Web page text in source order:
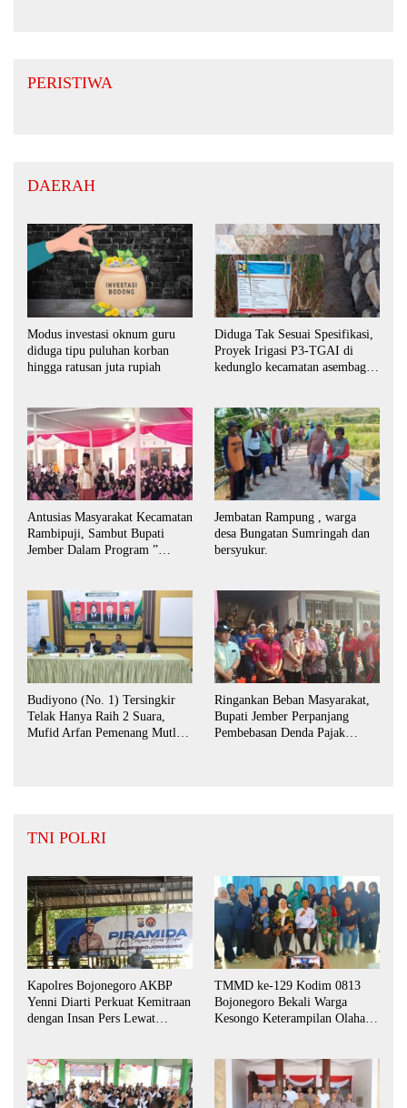
PERISTIWA
DAERAH
Modus investasi oknum guru
diduga tipu puluhan korban
hingga ratusan juta rupiah
Diduga Tak Sesuai Spesifikasi,
Proyek Irigasi P3-TGAI di
kedunglo kecamatan asembagus
Antusias Masyarakat Kecamatan
Rambipuji, Sambut Bupati
Jember Dalam Program ”
Jembatan Rampung , warga
desa Bungatan Sumringah dan
bersyukur.
Budiyono (No. 1) Tersingkir
Telak Hanya Raih 2 Suara,
Mufid Arfan Pemenang Mutlak
Ringankan Beban Masyarakat,
Bupati Jember Perpanjang
Pembebasan Denda Pajak
TNI POLRI
Kapolres Bojonegoro AKBP
Yenni Diarti Perkuat Kemitraan
dengan Insan Pers Lewat
TMMD ke-129 Kodim 0813
Bojonegoro Bekali Warga
Kesongo Keterampilan Olahan